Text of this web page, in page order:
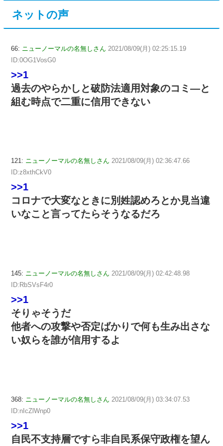
ネットの声
66: ニューノーマルの名無しさん 2021/08/09(月) 02:25:15.19
ID:0OG1VosG0
>>1
過去のやらかしと破防法適用対象のコミ―と
組む時点で二重に信用できない
121: ニューノーマルの名無しさん 2021/08/09(月) 02:36:47.66
ID:z8xthCkV0
>>1
コロナで大変なときに別姓認めろとか見当違
いなこと言ってたらそうなるだろ
145: ニューノーマルの名無しさん 2021/08/09(月) 02:42:48.98
ID:RbSVsF4r0
>>1
そりゃそうだ
他者への攻撃や否定ばかりで何も生み出さな
い奴らを誰が信用するよ
368: ニューノーマルの名無しさん 2021/08/09(月) 03:34:07.53
ID:nIcZlWnp0
>>1
自民不支持層ですら非自民系保守政権を望ん